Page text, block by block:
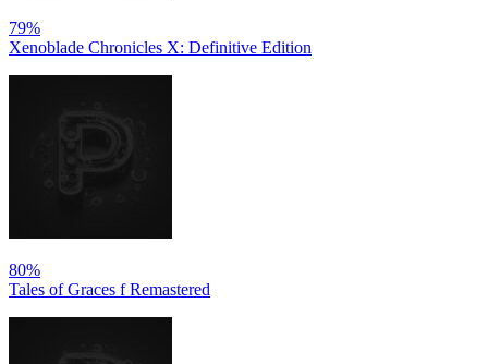
79%
Xenoblade Chronicles X: Definitive Edition
80%
Tales of Graces f Remastered